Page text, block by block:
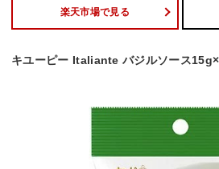
楽天市場で見る
キユーピー Italiante バジルソース